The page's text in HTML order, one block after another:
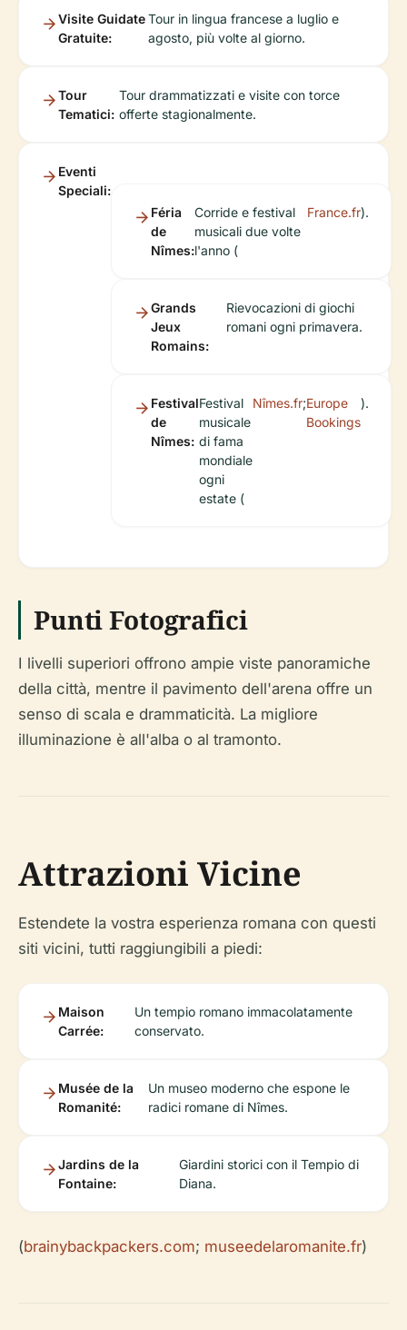
Visite Guidate
Gratuite:
Tour in lingua francese a luglio e
agosto, più volte al giorno.
Tour
Tematici:
Tour drammatizzati e visite con torce
offerte stagionalmente.
Eventi
Speciali:
Féria
de
Nîmes:
Corride e festival
musicali due volte
l'anno (
France.fr).
Grands
Jeux
Romains:
Rievocazioni di giochi
romani ogni primavera.
Festival
de
Nîmes:
Festival
musicale
di fama
mondiale
ogni
estate (
Nîmes.fr;Europe
Bookings
).
Punti Fotografici
I livelli superiori offrono ampie viste panoramiche
della città, mentre il pavimento dell'arena offre un
senso di scala e drammaticità. La migliore
illuminazione è all'alba o al tramonto.
Attrazioni Vicine
Estendete la vostra esperienza romana con questi
siti vicini, tutti raggiungibili a piedi:
Maison
Carrée:
Un tempio romano immacolatamente
conservato.
Musée de la
Romanité:
Un museo moderno che espone le
radici romane di Nîmes.
Jardins de la
Fontaine:
Giardini storici con il Tempio di
Diana.
(brainybackpackers.com; museedelaromanite.fr)